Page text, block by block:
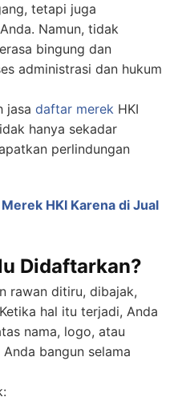
tetapi juga
Namun, tidak
bingung dan
administrasi dan hukum
jasa daftar merek HKI
hanya sekadar
perlindungan
HKI Karena di Jual
Didaftarkan?
rawan ditiru, dibajak,
hal itu terjadi, Anda
nama, logo, atau
bangun selama